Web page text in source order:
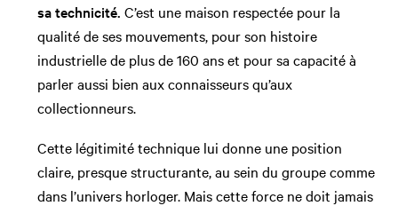
sa technicité. C’est une maison respectée pour la
qualité de ses mouvements, pour son histoire
industrielle de plus de 160 ans et pour sa capacité à
parler aussi bien aux connaisseurs qu’aux
collectionneurs.
Cette légitimité technique lui donne une position
claire, presque structurante, au sein du groupe comme
dans l’univers horloger. Mais cette force ne doit jamais